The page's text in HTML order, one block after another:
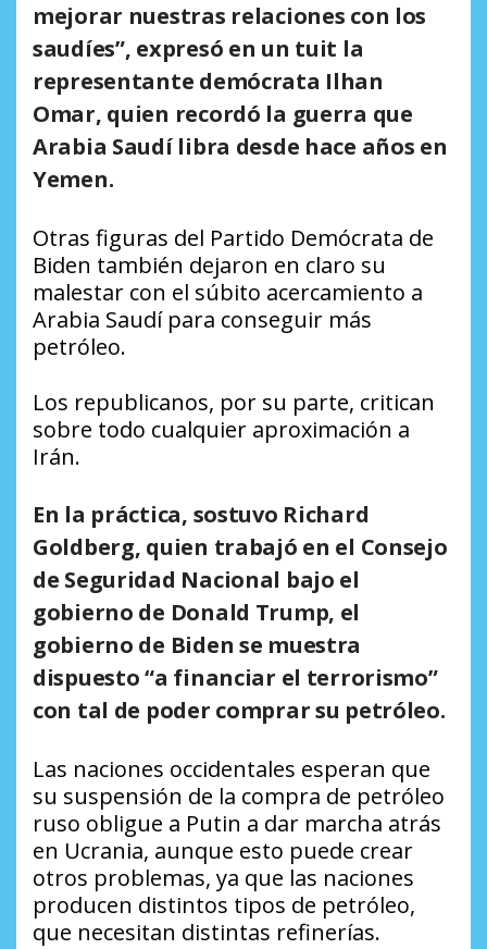
mejorar nuestras relaciones con los
saudíes”, expresó en un tuit la
representante demócrata Ilhan
Omar, quien recordó la guerra que
Arabia Saudí libra desde hace años en
Yemen.
Otras figuras del Partido Demócrata de
Biden también dejaron en claro su
malestar con el súbito acercamiento a
Arabia Saudí para conseguir más
petróleo.
Los republicanos, por su parte, critican
sobre todo cualquier aproximación a
Irán.
En la práctica, sostuvo Richard
Goldberg, quien trabajó en el Consejo
de Seguridad Nacional bajo el
gobierno de Donald Trump, el
gobierno de Biden se muestra
dispuesto “a financiar el terrorismo”
con tal de poder comprar su petróleo.
Las naciones occidentales esperan que
su suspensión de la compra de petróleo
ruso obligue a Putin a dar marcha atrás
en Ucrania, aunque esto puede crear
otros problemas, ya que las naciones
producen distintos tipos de petróleo,
que necesitan distintas refinerías.